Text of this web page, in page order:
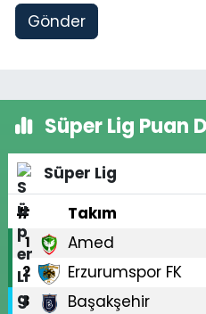
Gönder
Süper Lig Puan
Süper Lig
#
Takım
1 Amed
2 Erzurumspor FK
3 Başakşehir